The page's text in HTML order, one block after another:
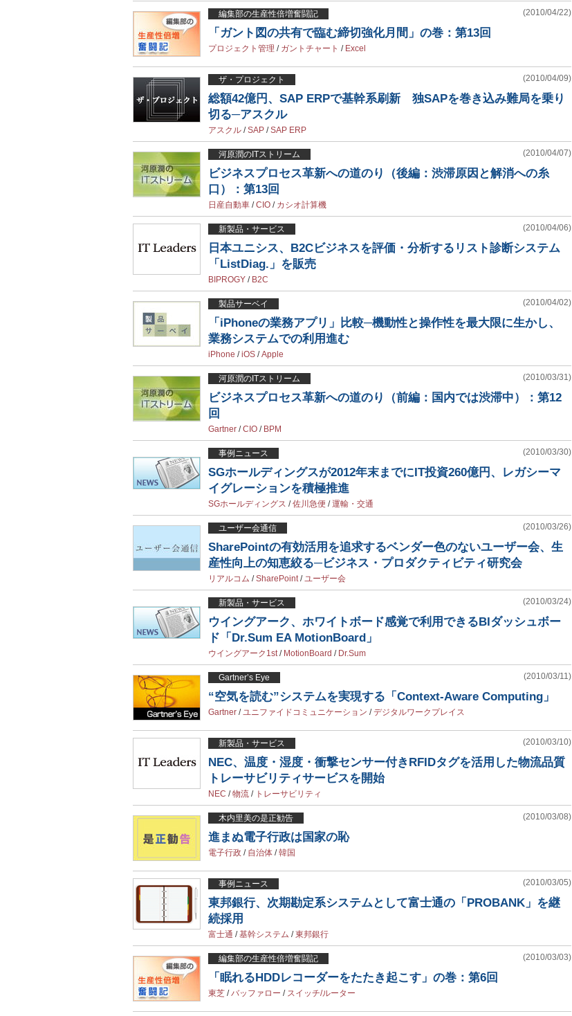
編集部の生産性倍増奮闘記 (2010/04/22)
「ガント図の共有で臨む締切強化月間」の巻：第13回
プロジェクト管理 / ガントチャート / Excel
ザ・プロジェクト (2010/04/09)
総額42億円、SAP ERPで基幹系刷新 独SAPを巻き込み難局を乗り
切る─アスクル
アスクル /SAP /SAP ERP
河原潤のITストリーム (2010/04/07)
ビジネスプロセス革新への道のり（後編：渋滞原因と解消への糸
口）：第13回
日産自動車 /CIO / カシオ計算機
新製品・サービス (2010/04/06)
日本ユニシス、B2Cビジネスを評価・分析するリスト診断システム
「ListDiag.」を販売
BIPROGY / B2C
製品サーベイ (2010/04/02)
「iPhoneの業務アプリ」比較─機動性と操作性を最大限に生かし、
業務システムでの利用進む
iPhone /iOS /Apple
河原潤のITストリーム (2010/03/31)
ビジネスプロセス革新への道のり（前編：国内では渋滞中）：第12
回
Gartner /CIO / BPM
事例ニュース (2010/03/30)
SGホールディングスが2012年末までにIT投資260億円、レガシーマ
イグレーションを積極推進
SGホールディングス /佐川急便 /運輸・交通
ユーザー会通信 (2010/03/26)
SharePointの有効活用を追求するベンダー色のないユーザー会、生
産性向上の知恵絞る─ビジネス・プロダクティビティ研究会
リアルコム /SharePoint/ユーザー会
新製品・サービス (2010/03/24)
ウイングアーク、ホワイトボード感覚で利用できるBIダッシュボー
ド「Dr.Sum EA MotionBoard」
ウイングアーク1st/ MotionBoard / Dr.Sum
Gartner’s Eye (2010/03/11)
“空気を読む”システムを実現する「Context-Aware Computing」
Gartner /ユニファイドコミュニケーション /デジタルワークプレイス
新製品・サービス (2010/03/10)
NEC、温度・湿度・衝撃センサー付きRFIDタグを活用した物流品質
トレーサビリティサービスを開始
NEC /物流 / トレーサビリティ
木内里美の是正勧告 (2010/03/08)
進まぬ電子行政は国家の恥
電子行政 / 自治体 /韓国
事例ニュース (2010/03/05)
東邦銀行、次期勘定系システムとして富士通の「PROBANK」を継
続採用
富士通 /基幹システム /東邦銀行
編集部の生産性倍増奮闘記 (2010/03/03)
「眠れるHDDレコーダーをたたき起こす」の巻：第6回
東芝 /バッファロー / スイッチ/ルーター